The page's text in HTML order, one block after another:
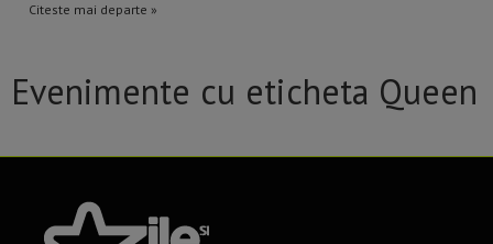
Citeste mai departe »
Evenimente cu eticheta Queen